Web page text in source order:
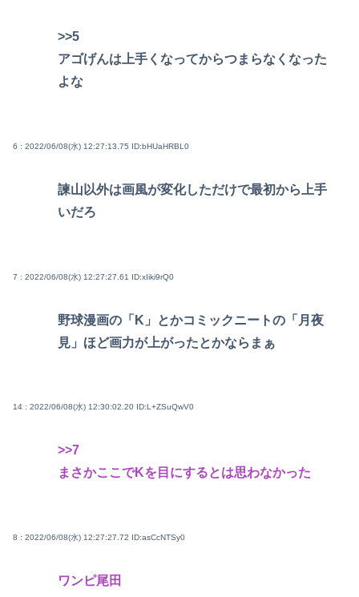
>>5
アゴげんは上手くなってからつまらなくなった
よな
6 : 2022/06/08(水) 12:27:13.75 ID:bHUaHRBL0
諫山以外は画風が変化しただけで最初から上手
いだろ
7 : 2022/06/08(水) 12:27:27.61 ID:xIiki9rQ0
野球漫画の「K」とかコミックニートの「月夜
見」ほど画力が上がったとかならまぁ
14 : 2022/06/08(水) 12:30:02.20 ID:L+ZSuQwV0
>>7
まさかここでKを目にするとは思わなかった
8 : 2022/06/08(水) 12:27:27.72 ID:asCcNTSy0
ワンピ尾田